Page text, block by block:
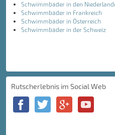
Schwimmbäder in den
Schwimmbäder in Frankreich
Schwimmbäder in Österreich
Schwimmbäder in der Schweiz
Rutscherlebnis im Social Web